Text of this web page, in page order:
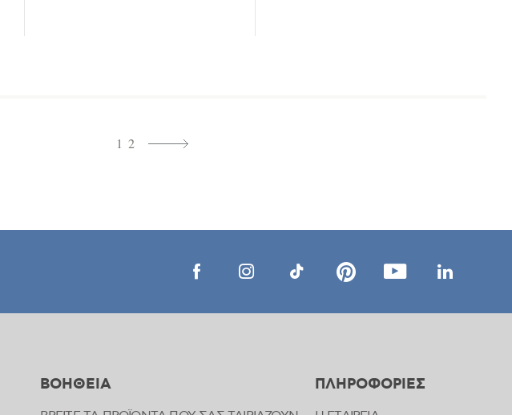
1 2
ΒΟΗΘΕΙΑ ΠΛΗΡΟΦΟΡΙΕΣ